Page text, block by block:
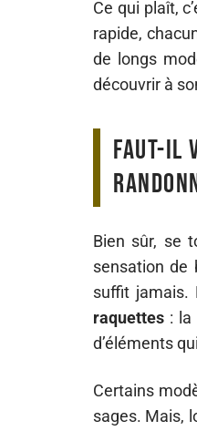
Ce qui plaît,
rapide,
de longs
découvrir à
Faut-il
Bien sûr, se
sensation de
suffit jamais.
raquettes :
d’éléments
Certains
sages. Mais,